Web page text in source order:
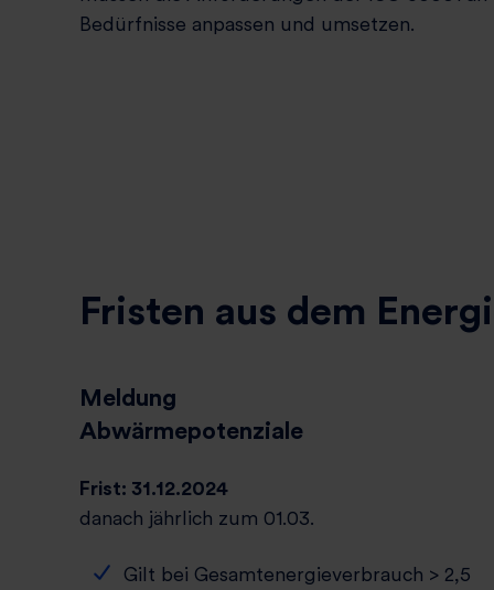
w
Bedürfnisse anpassen und umsetzen.
Fristen aus dem
Meldung
Abwärmepotenziale
Frist: 31.12.2024
danach jährlich zum 01.03.
Gilt bei Gesamtenergieverbrauch > 2,5